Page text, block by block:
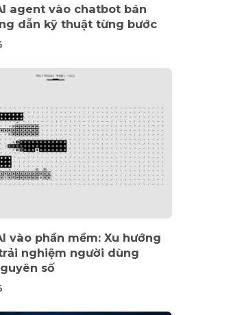
agent vào chatbot bán
dẫn kỹ thuật từng bước
vào phần mềm: Xu hướng
nghiệm người dùng
số